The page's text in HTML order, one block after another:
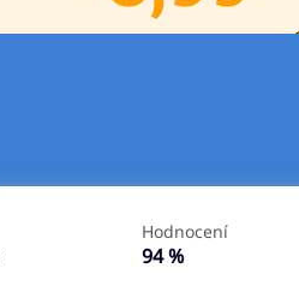
Hodnocení
94 %